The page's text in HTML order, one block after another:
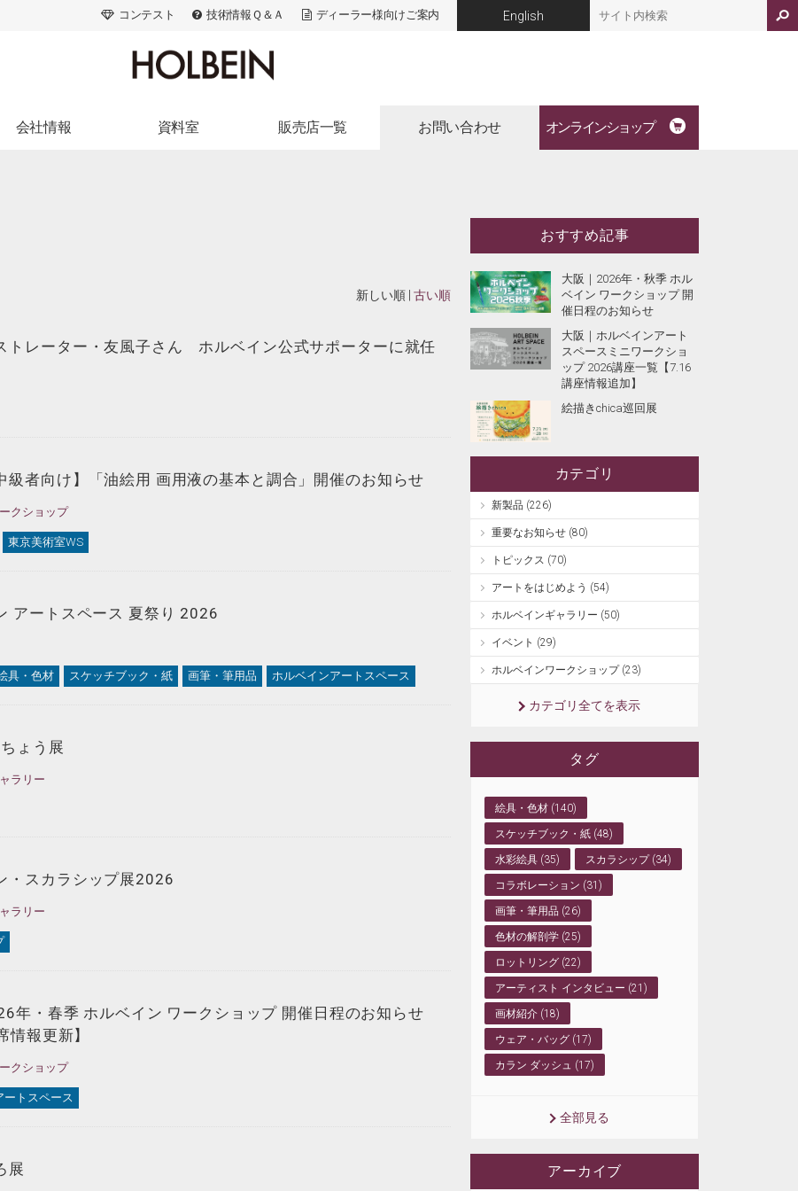
コンテスト 技術情報Ｑ＆Ａ ディーラー様向けご案内 English
会社情報 資料室 販売店一覧 お問い合わせ オンラインショップ
新しい順 | 古い順
トレーター・友風子さん ホルベイン公式サポーターに就任
級者向け】「油絵用 画用液の基本と調合」開催のお知らせ
クショップ
東京美術室WS
アートスペース 夏祭り 2026
具・色材 スケッチブック・紙 画筆・筆用品 ホルベインアートスペース
ょう展
ラリー
・スカラシップ展2026
ラリー
年・春季 ホルベイン ワークショップ 開催日程のお知らせ
情報更新】
クショップ
ートスペース
展
おすすめ記事
大阪｜2026年・秋季 ホル
ベイン ワークショップ 開
催日程のお知らせ
大阪｜ホルベインアート
スペースミニワークショ
ップ 2026講座一覧【7.16
講座情報追加】
絵描きchica巡回展
カテゴリ
新製品 (226)
重要なお知らせ (80)
トピックス (70)
アートをはじめよう (54)
ホルベインギャラリー (50)
イベント (29)
ホルベインワークショップ (23)
カテゴリ全てを表示
タグ
絵具・色材 (140)
スケッチブック・紙 (48)
水彩絵具 (35) スカラシップ (34)
コラボレーション (31)
画筆・筆用品 (26)
色材の解剖学 (25)
ロットリング (22)
アーティスト インタビュー (21)
画材紹介 (18)
ウェア・バッグ (17)
カラン ダッシュ (17)
全部見る
アーカイブ